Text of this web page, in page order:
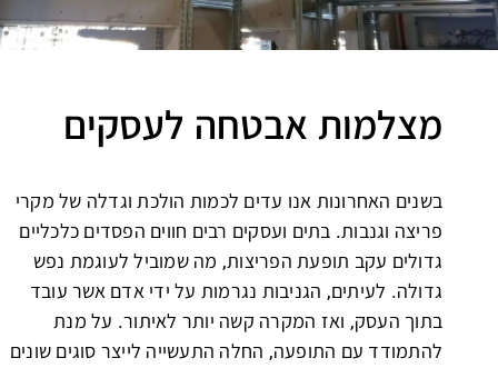
מצלמות אבטחה לעסקים
בשנים האחרונות אנו עדים לכמות הולכת וגדלה של מקרי
פריצה וגנבות. בתים ועסקים רבים חווים הפסדים כלכליים
גדולים עקב תופעת הפריצות, מה שמוביל לעוגמת נפש
גדולה. לעיתים, הגניבות נגרמות על ידי אדם אשר עובד
בתוך העסק, ואז המקרה קשה יותר לאיתור. על מנת
להתמודד עם התופעה, החלה התעשייה לייצר סוגים שונים